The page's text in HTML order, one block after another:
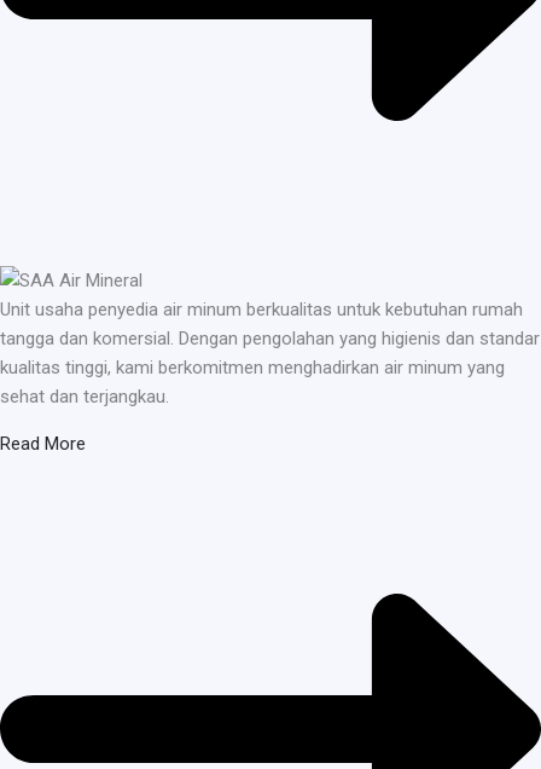
Unit usaha penyedia air minum berkualitas untuk kebutuhan rumah
tangga dan komersial. Dengan pengolahan yang higienis dan standar
kualitas tinggi, kami berkomitmen menghadirkan air minum yang
sehat dan terjangkau.
Read More